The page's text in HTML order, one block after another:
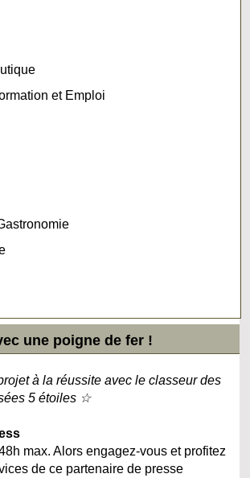
et Emploi
une poigne de fer !
à la réussite avec le classeur des
5 étoiles ☆
max. Alors engagez-vous et profitez
de ce partenaire de presse